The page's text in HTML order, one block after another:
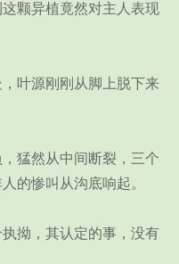
颗异植竟然对主人表现
叶源刚刚从脚上脱下来
猛然从中间断裂，三个
的惨叫从沟底响起。
拗，其认定的事，没有